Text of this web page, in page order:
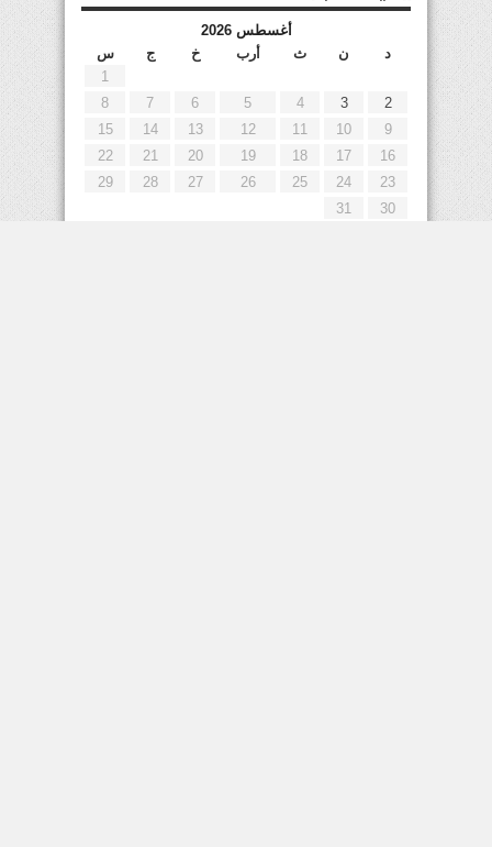
أغسطس 2026
د
ن ث أرب خ ج
س
1
2
3
4
5
6
7
8
9
10
11
12
13
14
15
16
17
18
19
20
21
22
23
24
25
26
27
28
29
30
31